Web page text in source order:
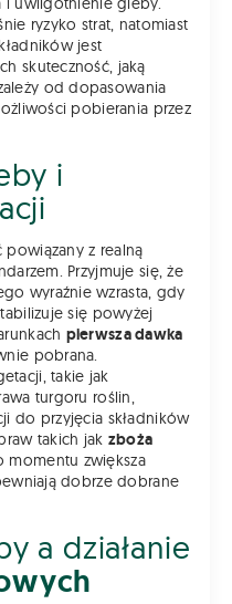
ryzyko strat, natomiast
jest
skuteczność, jaką
od dopasowania
pobierania przez
i
z realną
Przyjmuje się, że
wyraźnie wzrasta, gdy
się powyżej
pierwsza dawka
pobrana.
takie jak
turgoru roślin,
do przyjęcia składników
takich jak zboża
momentu zwiększa
dobrze dobrane
a działanie